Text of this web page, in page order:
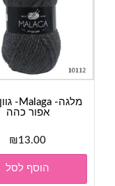
אפור כהה
₪13.00
הוסף לסל